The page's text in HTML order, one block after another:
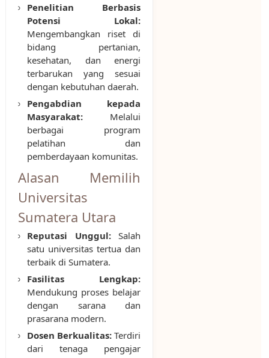
Penelitian Berbasis
Potensi Lokal:
Mengembangkan riset di
bidang pertanian,
kesehatan, dan energi
terbarukan yang sesuai
dengan kebutuhan daerah.
Pengabdian kepada
Masyarakat:Melalui
berbagai program
pelatihan dan
pemberdayaan komunitas.
Alasan Memilih
Universitas
Sumatera Utara
Reputasi Unggul:Salah
satu universitas tertua dan
terbaik di Sumatera.
Fasilitas Lengkap:
Mendukung proses belajar
dengan sarana dan
prasarana modern.
Dosen Berkualitas: Terdiri
dari tenaga pengajar